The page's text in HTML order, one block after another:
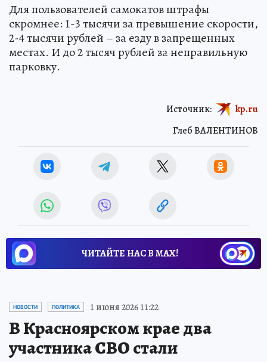
Для пользователей самокатов штрафы
скромнее: 1-3 тысячи за превышение скорости,
2-4 тысячи рублей – за езду в запрещенных
местах. И до 2 тысяч рублей за неправильную
парковку.
Глеб ВАЛЕНТИНОВ
Источник: kp.ru
ЧИТАЙТЕ НАС В МАХ!
НОВОСТИ ПОЛИТИКА 1 июня 2026 11:22
В Красноярском крае два
участника СВО стали